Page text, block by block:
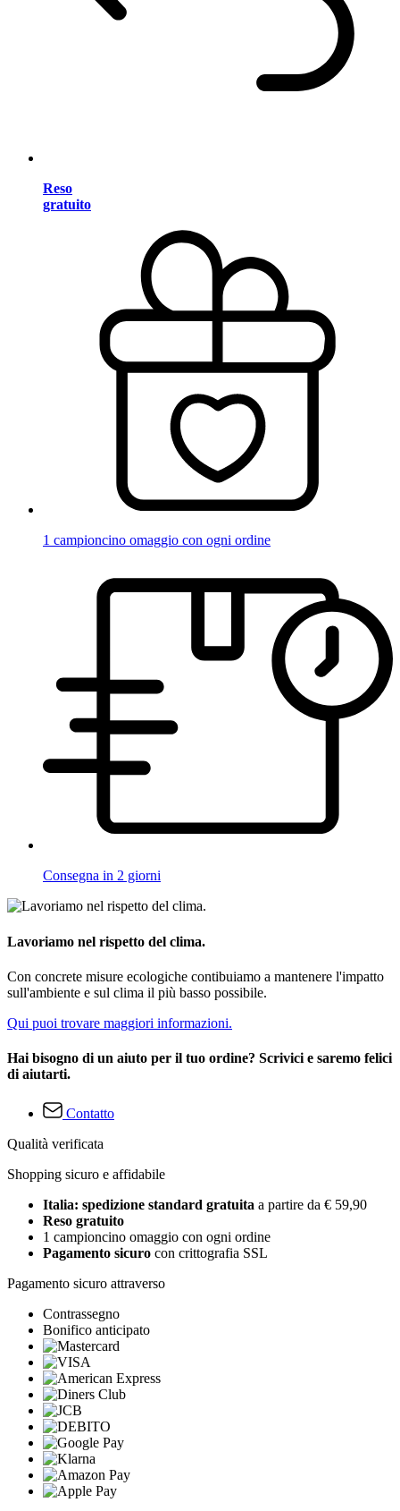
Reso
gratuito
1 campioncino omaggio con ogni ordine
Consegna in 2 giorni
Lavoriamo nel rispetto del clima.
Con concrete misure ecologiche contibuiamo a mantenere l'impatto
sull'ambiente e sul clima il più basso possibile.
Qui puoi trovare maggiori informazioni.
Hai bisogno di un aiuto per il tuo ordine? Scrivici e saremo felici
di aiutarti.
Contatto
Qualità verificata
Shopping sicuro e affidabile
Italia: spedizione standard gratuita a partire da € 59,90
Reso gratuito
1 campioncino omaggio con ogni ordine
Pagamento sicuro con crittografia SSL
Pagamento sicuro attraverso
Contrassegno
Bonifico anticipato